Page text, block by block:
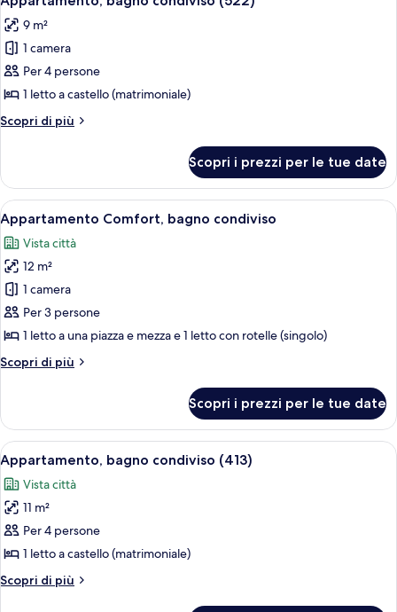
Private
Room)
tutte
le
foto
per
Appartamento,
bagno
condiviso
9 m²
1 camera
Per 4 persone
1 letto a castello (matrimoniale)
Scopri di più
Altri
bagno
condiviso
(522)
Scopri i prezzi per le tue date
Apri
tutte
le
foto
per
Appartamento
Comfort,
condiviso
Una stanza con parete in mattoni,
7
Appartamento Comfort, bagno condiviso
Vista città
12 m²
1 camera
Per 3 persone
1 letto a una piazza e mezza e 1 letto con rotelle (singolo)
Scopri di più
Altri
Comfort,
bagno
condiviso
Scopri i prezzi per le tue date
Apri
tutte
le
foto
per
Appartamento,
bagno
condiviso
Un letto a castello con materasso
7
Appartamento, bagno condiviso (413)
Vista città
11 m²
Per 4 persone
1 letto a castello (matrimoniale)
Scopri di più
Altri